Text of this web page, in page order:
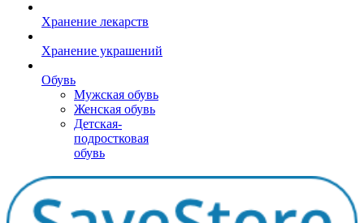
Хранение лекарств
Хранение украшений
Обувь
Мужская обувь
Женская обувь
Детская-
подростковая
обувь